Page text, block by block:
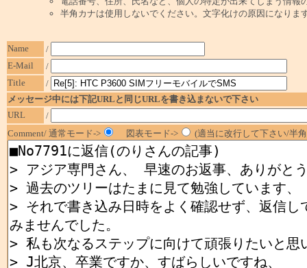
半角カナは使用しないでください。文字化けの原因になりま
Name
/
E-Mail
/
Title
/
メッセージ中には下記URLと同じURLを書き込まないで下さい
URL
/
Comment/ 通常モード->
図表モード-> (適当に改行して下さい/半